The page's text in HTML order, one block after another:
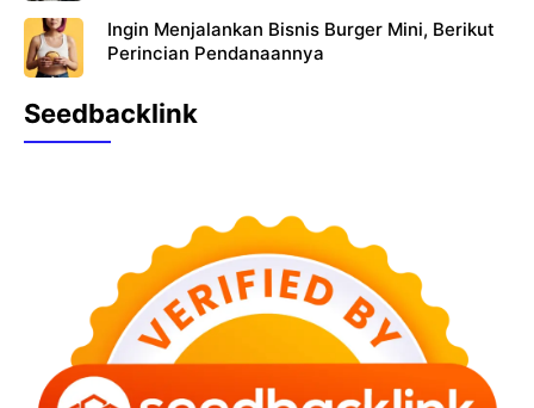
Ingin Menjalankan Bisnis Burger Mini, Berikut
Perincian Pendanaannya
Seedbacklink